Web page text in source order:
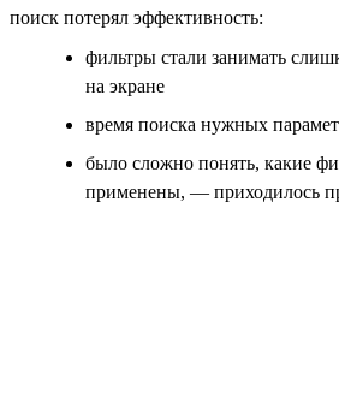
поиск потерял эффективность:
фильтры стали занимать
на экране
время поиска нужных
было сложно понять, какие
применены, — приходилось